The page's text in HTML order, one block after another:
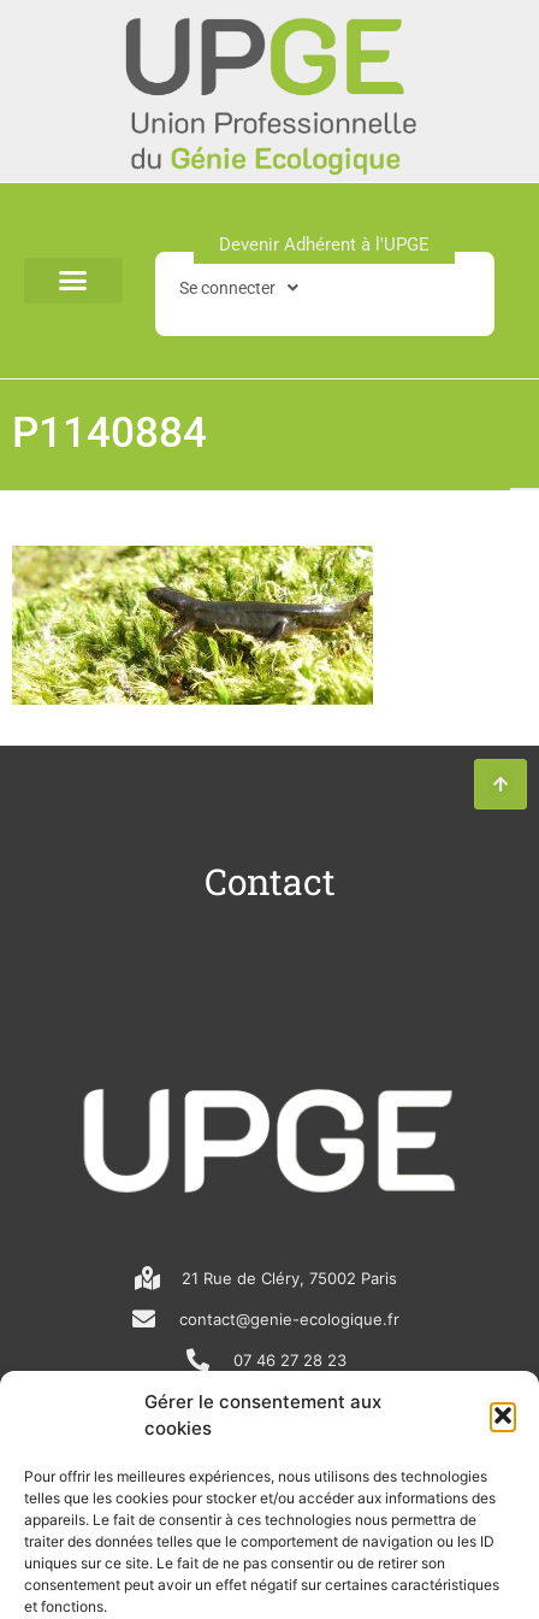
Gérer le consentement aux
cookies
Pour offrir les meilleures expériences, nous utilisons des technologies
telles que les cookies pour stocker et/ou accéder aux informations des
appareils. Le fait de consentir à ces technologies nous permettra de
traiter des données telles que le comportement de navigation ou les ID
uniques sur ce site. Le fait de ne pas consentir ou de retirer son
consentement peut avoir un effet négatif sur certaines caractéristiques
et fonctions.
Devenir Adhérent à l'UPGE​
Se connecter
P1140884
Contact
21 Rue de Cléry, 75002 Paris
contact@genie-ecologique.fr
07 46 27 28 23
N
e
w
s
p
i
n
k
e
o
u
t
u
RECEVOIR L'ACTU DE LA FILIÈRE
Retrouvez tous les mois les articles terrain de nos adhérents, les
rendez-vous importants de la filière, nos offres de stages et